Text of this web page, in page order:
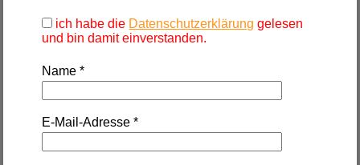
ich habe die Datenschutzerklärung gelesen
und bin damit einverstanden.
Name*
E-Mail-Adresse*